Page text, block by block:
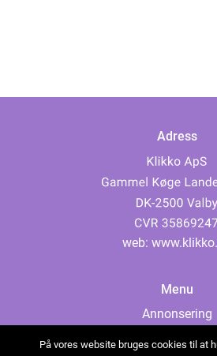
Adress
web:
Menu
Annonsering
På vores website bruges cookies til at